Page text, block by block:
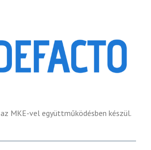
az MKE-vel együttműködésben készül.